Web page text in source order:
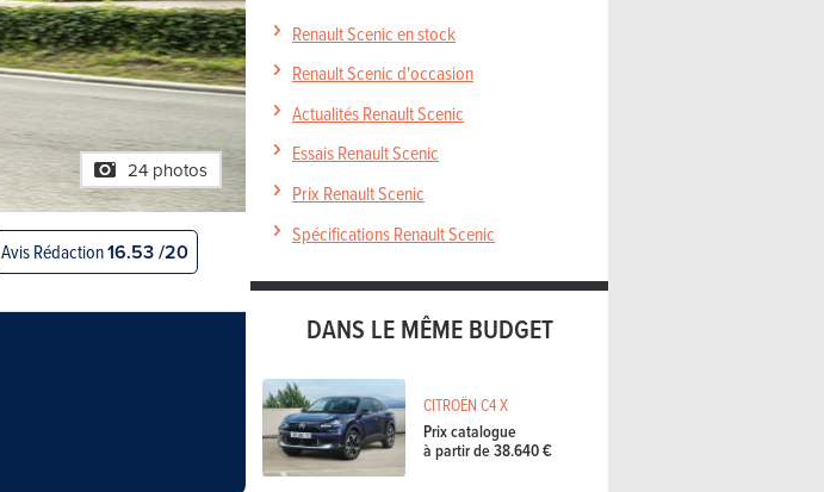
24 photos
Avis Rédaction16.53 /20
Renault Scenic en stock
Renault Scenic d'occasion
Actualités Renault Scenic
Essais Renault Scenic
Prix Renault Scenic
Spécifications Renault Scenic
DANS LE MÊME BUDGET
CITROËN C4 X
Prix catalogue
à partir de 38.640 €